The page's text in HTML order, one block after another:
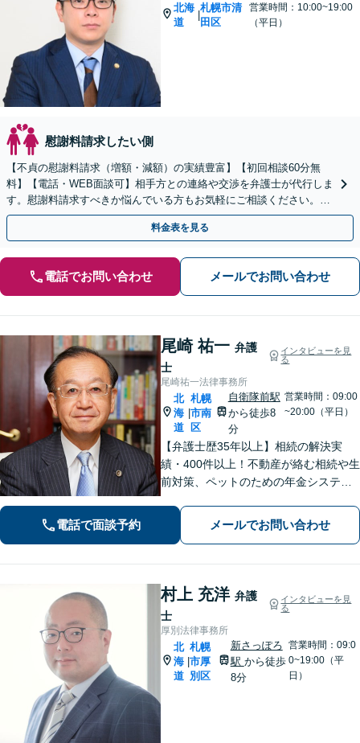
北海
道
札幌市清
田区
営業時間：10:00~19:00
（平日）
慰謝料請求したい側
【不貞の慰謝料請求（増額・減額）の実績豊富】【初回相談60分無
料】【電話・WEB面談可】相手方との連絡や交渉を弁護士が代行しま
す。慰謝料請求すべきか悩んでいる方もお気軽にご相談ください。最
善の解決策を一緒に見つけましょう。
料金表を見る
電話でお問い合わせ メールでお問い合わせ
尾崎 祐一 弁護
士
インタビューを見
る
尾崎祐一法律事務所
北
海
道
|
札幌
市南
区
自衛隊前駅
から徒歩8
分
営業時間：09:00
~20:00（平日）
【弁護士歴35年以上】相続の解決実
績・400件以上！不動産が絡む相続や生
前対策、ペットのための年金システム
金・刑事事件・不動産トラブルなど幅
広く対応。依頼者の背景に潜む原因を
電話で面談予約 メールでお問い合わせ
村上 充洋 弁護
士
インタビューを見
る
厚別法律事務所
北
海
道
|
札幌
市厚
別区
新さっぽろ
駅 から徒歩
8分
営業時間：09:0
0~19:00（平
日）